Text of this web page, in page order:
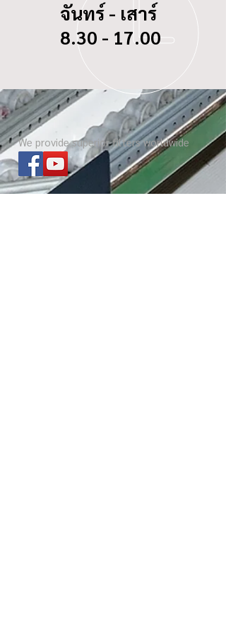
จันทร์ - เสาร์
8.30 - 17.00
We provide superior filters worldwide